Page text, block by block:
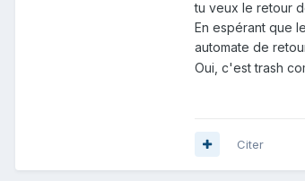
tu veux le retour
En espérant que
automate de
Oui, c'est trash
Citer